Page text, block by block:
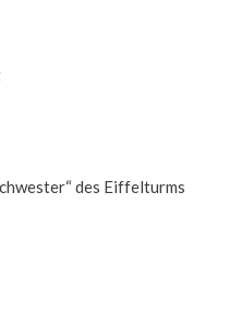
des Eiffelturms